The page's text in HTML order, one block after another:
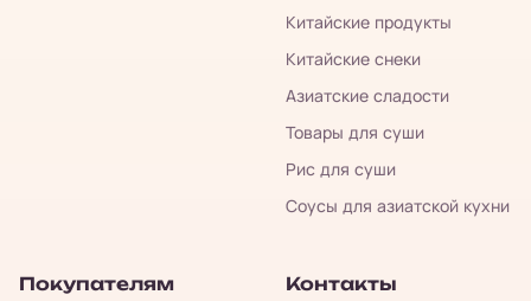
Китайские продукты
Китайские снеки
Азиатские сладости
Товары для суши
Рис для суши
Соусы для азиатской кухни
Покупателям Контакты